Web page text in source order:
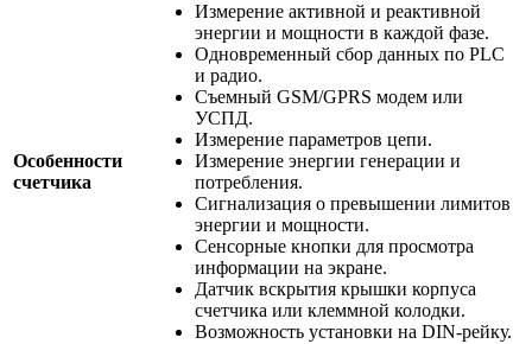
Особенности
счетчика
Измерение активной и реактивной
энергии и мощности в каждой фазе.
Одновременный сбор данных по PLC
и радио.
Съемный GSM/GPRS модем или
УСПД.
Измерение параметров цепи.
Измерение энергии генерации и
потребления.
Сигнализация о превышении лимитов
энергии и мощности.
Сенсорные кнопки для просмотра
информации на экране.
Датчик вскрытия крышки корпуса
счетчика или клеммной колодки.
Возможность установки на DIN-рейку.